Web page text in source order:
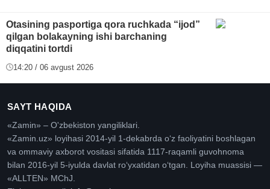
Otasining pasportiga qora ruchkada “ijod”
qilgan bolakayning ishi barchaning
diqqatini tortdi
14:20 / 06 avgust 2026
SAYT HAQIDA
«Zamin» – O'zbekiston yangiliklari.
«Zamin.uz» loyihasi 2014-yil 1-dekabrda oʻz faoliyatini boshlagan
va ommaviy axborot vositasi sifatida 1117-raqamli guvohnoma
bilan 2016-yil 5-iyulda davlat roʻyxatidan oʻtgan. Loyiha muassisi —
«ALLTEN» MChJ.